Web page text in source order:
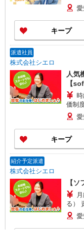
り） ゜+゜・。○。・゜+゜・。○。・゜+゜ 入社
祝い金10
ンセ
○。・
キープ
派遣社員
株式会社シエロ
人気
【
価制
あり） ゜+゜・。○。・゜+゜・。○。
社祝い金
インセン
可能
+゜
キープ
紹介予定派遣
株式会社シエロ
【
る）
月・
年収
★交通費